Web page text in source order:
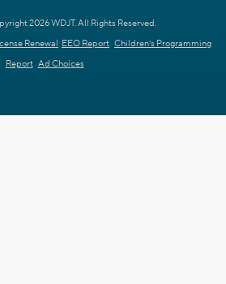
2026 WDJT. All Rights Reserved.
Renewal EEO Report Children's Programming
Report Ad Choices